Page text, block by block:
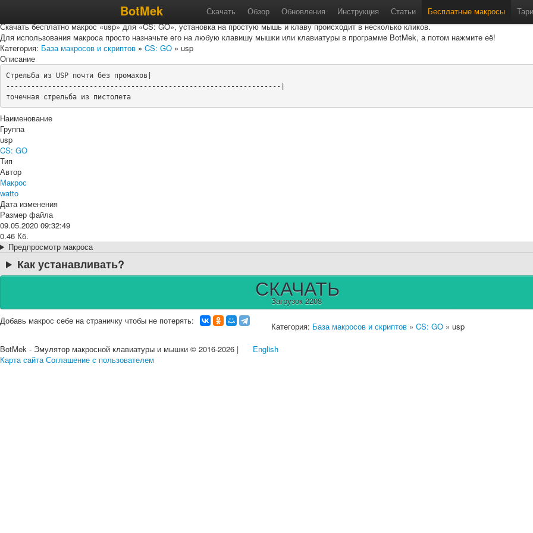
BotMek Скачать Обзор Обновления Инструкция Статьи Бесплатные макросы
Макрос «usp» для «CS: GO»
Скачать бесплатно макрос «usp» для «CS: GO», установка на простую мышь и клаву происходит в несколько кликов.
Для использования макроса просто назначьте его на любую клавишу мышки или клавиатуры в программе BotMek, а потом нажмите её!
Категория: База макросов и скриптов » CS: GO » usp
Описание
Стрельба из USP почти без промахов|
------------------------------------------------------------------|
точечная стрельба из пистолета
Наименование
Группа
usp
CS: GO
Тип
Автор
Макрос
watto
Дата изменения
Размер файла
09.05.2020 09:32:49
0.46 Кб.
Предпросмотр макроса
Как устанавливать?
СКАЧАТЬ
Загрузок 2208
Добавь макрос себе на страничку чтобы не потерять:
Категория: База макросов и скриптов » CS: GO » usp
BotMek - Эмулятор макросной клавиатуры и мышки © 2016-2026 |
English
Карта сайта Соглашение с пользователем